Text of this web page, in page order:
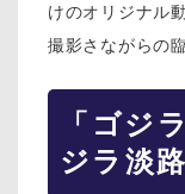
けのオリジナル
撮影さながらの
「ゴジ
ジラ淡